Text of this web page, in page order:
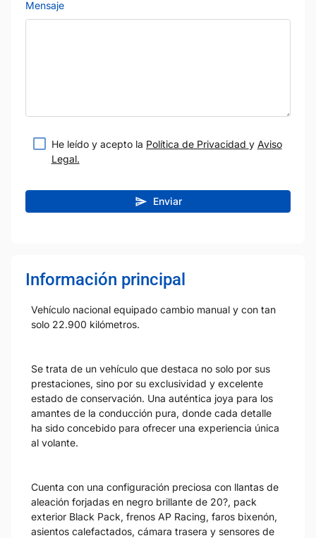
Mensaje
He leído y acepto la Política de Privacidad y Aviso
Legal.
Enviar
Información principal
Vehículo nacional equipado cambio manual y con tan
solo 22.900 kilómetros.
Se trata de un vehículo que destaca no solo por sus
prestaciones, sino por su exclusividad y excelente
estado de conservación. Una auténtica joya para los
amantes de la conducción pura, donde cada detalle
ha sido concebido para ofrecer una experiencia única
al volante.
Cuenta con una configuración preciosa con llantas de
aleación forjadas en negro brillante de 20?, pack
exterior Black Pack, frenos AP Racing, faros bixenón,
asientos calefactados, cámara trasera y sensores de